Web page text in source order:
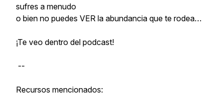
sufres a menudo
o bien no puedes VER la abundancia que te rodea…
¡Te veo dentro del podcast!
--
Recursos mencionados: